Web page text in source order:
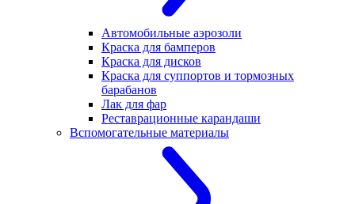
Автомобильные аэрозоли
Краска для бамперов
Краска для дисков
Краска для суппортов и тормозных
барабанов
Лак для фар
Реставрационные карандаши
Вспомогательные материалы